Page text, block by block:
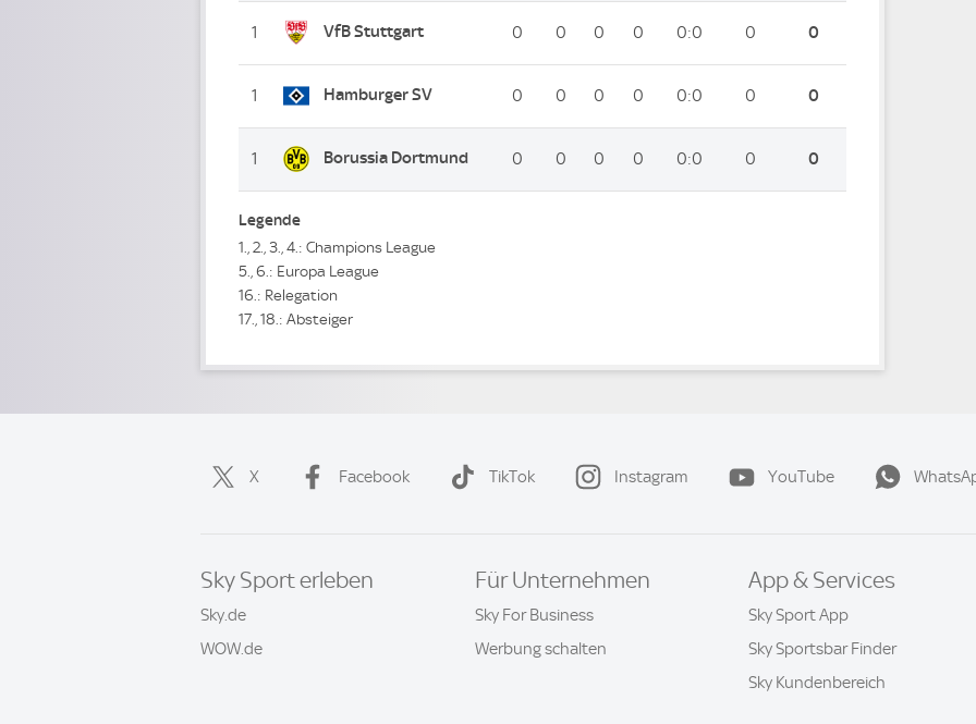
1 VfB Stuttgart 0 0 0 0 0:0 0 0
1 Hamburger SV 0 0 0 0 0:0 0 0
1 Borussia Dortmund 0 0 0 0 0:0 0 0
Legende
1., 2., 3., 4.: Champions League
5., 6.: Europa League
16.: Relegation
17., 18.: Absteiger
X Facebook TikTok Instagram YouTube
Sky Sport erleben
Sky.de
WOW.de
Für Unternehmen
Sky For Business
Werbung schalten
App & Services
Sky Sport App
Sky Sportsbar Finder
Sky Kundenbereich